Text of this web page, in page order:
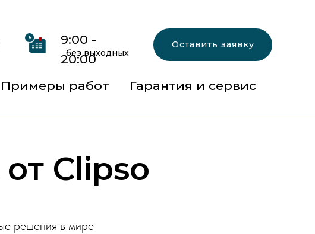
9:00 -
20:00
без выходных
Оставить заявку
Примеры работ
Гарантия и сервис
Clipso
решения в мире